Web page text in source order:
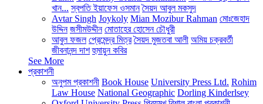
খান... স্বপতি ইয়াফেস ওসমান সৈয়দ আবুল মকসুদ
Avtar Singh Joykoly Mian Mozibur Rahman মোঃজেহাদ
উদ্দিন জসীমউদ্দীন মোতাহের হোসেন চৌধুরী
আবুল ফজল প্রেমেন্দ্র মিত্র সৈয়দ মুজতবা আলী অমিয় চক্রবর্তী
জীবনানন্দ দাশ হুমায়ুন কবির
See More
প্রকাশনী
অনুপম প্রকাশনী Book House University Press Ltd. Rohim
Law House National Geographic Dorling Kinderlsey